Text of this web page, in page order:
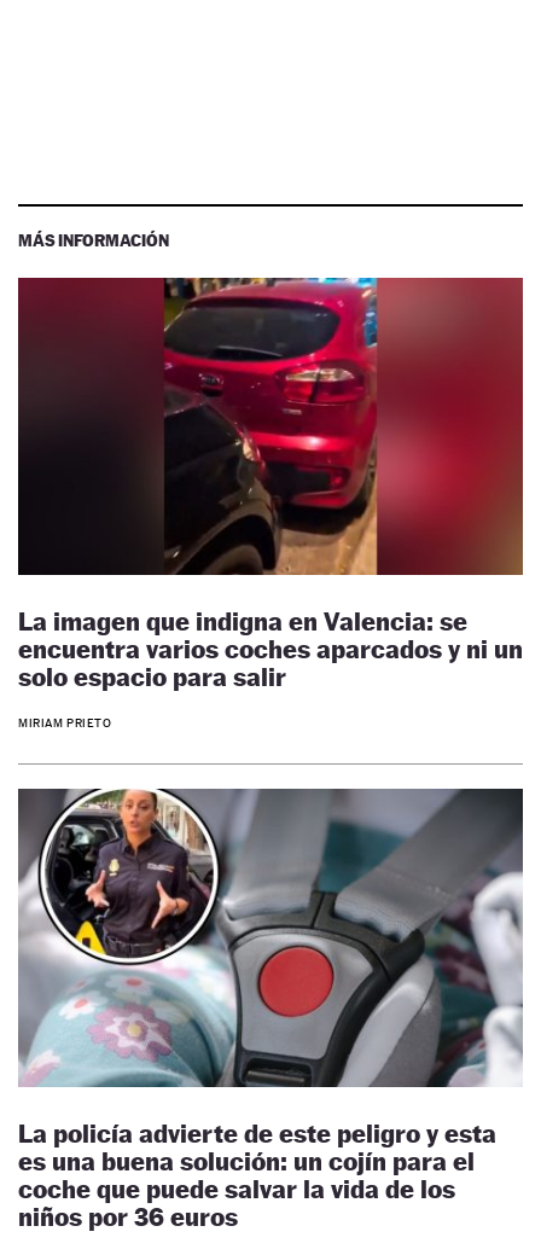
MÁS INFORMACIÓN
La imagen que indigna en Valencia: se
encuentra varios coches aparcados y ni un
solo espacio para salir
MIRIAM PRIETO
La policía advierte de este peligro y esta
es una buena solución: un cojín para el
coche que puede salvar la vida de los
niños por 36 euros